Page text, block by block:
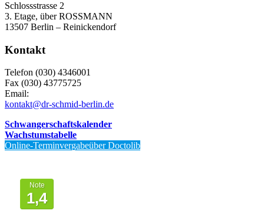
Schlossstrasse 2
3. Etage, über ROSSMANN
13507 Berlin – Reinickendorf
Kontakt
Telefon (030) 4346001
Fax (030) 43775725
Email:
kontakt@dr-schmid-berlin.de
Schwangerschaftskalender
Wachstumstabelle
Online-Terminvergabeüber Doctolib
Note
1,4